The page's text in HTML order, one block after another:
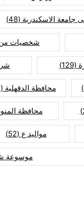
الاسكندرية (48)
شخصيات من
(129)
محافظة الدقهلية (74)
محافظة
مواليد ع (52)
موسوعة